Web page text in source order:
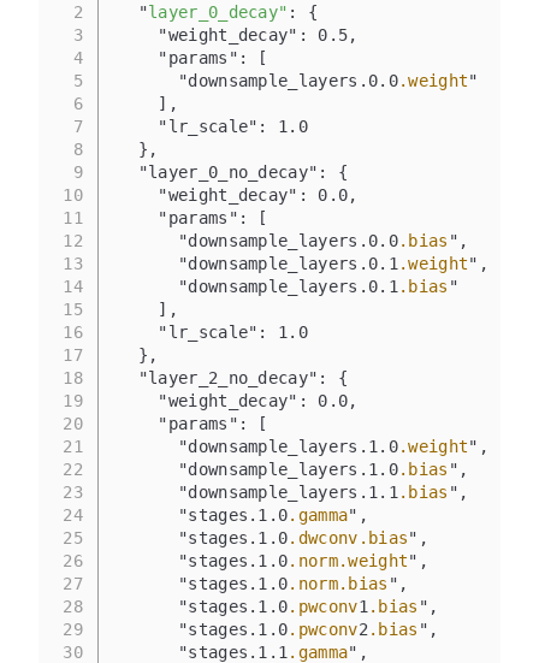
2
3
4
5
6
7
8
9
10
11
12
13
14
15
16
17
18
19
20
21
22
23
24
25
26
27
28
29
30
  "
layer_0_decay" : {
    "weight_decay": 0.5,
    "params": [
      "downsample_layers.0.0
.weight"
    ],
    "lr_scale": 1.0
  },
  "layer_0_no_decay": {
    "weight_decay": 0.0,
    "params": [
      "downsample_layers.0.0
.bias ",
      "downsample_layers.0.1
.weight",
      "downsample_layers.0.1
.bias "
    ],
    "lr_scale": 1.0
  },
  "layer_2_no_decay": {
    "weight_decay": 0.0,
    "params": [
      "downsample_layers.1.0
.weight",
      "downsample_layers.1.0
.bias ",
      "downsample_layers.1.1
.bias ",
      "stages.1.0
.gamma",
      "stages.1.0
.dwconv .bias",
      "stages.1.0
.norm.weight",
      "stages.1.0
.norm.bias ",
      "stages.1.0
.pwconv1 .bias ",
      "stages.1.0
.pwconv2 .bias ",
      "stages.1.1
.gamma",